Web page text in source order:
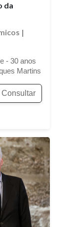
da
|
- 30 anos
Martins
Consultar